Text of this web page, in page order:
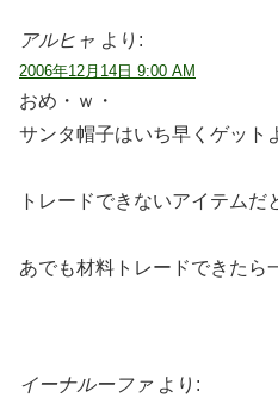
アルヒャ より:
2006年12月14日 9:00 AM
おめ・ｗ・
サンタ帽子はいち早くゲット
トレードできないアイテムだ
あでも材料トレードできたら
イーナルーファ より: